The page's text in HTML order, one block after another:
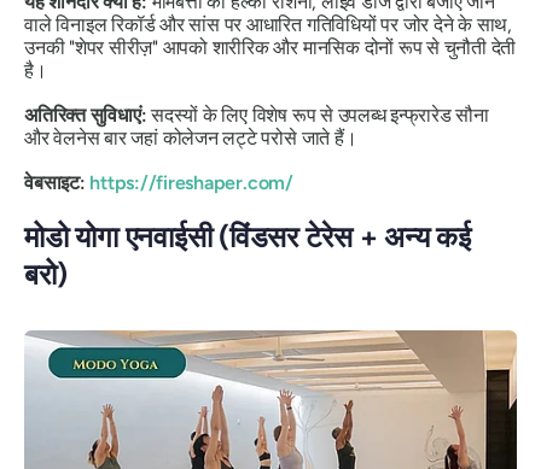
वाले विनाइल रिकॉर्ड और सांस पर आधारित गतिविधियों पर जोर देने के साथ,
उनकी "शेपर सीरीज़" आपको शारीरिक और मानसिक दोनों रूप से चुनौती देती
है।
अतिरिक्त सुविधाएं:सदस्यों के लिए विशेष रूप से उपलब्ध इन्फ्रारेड सौना
और वेलनेस बार जहां कोलेजन लट्टे परोसे जाते हैं।
वेबसाइट: https://fireshaper.com/
मोडो योगा एनवाईसी (विंडसर टेरेस + अन्य कई
बरो)